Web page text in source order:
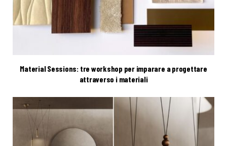
Material Sessions: tre workshop per imparare a progettare
attraverso i materiali